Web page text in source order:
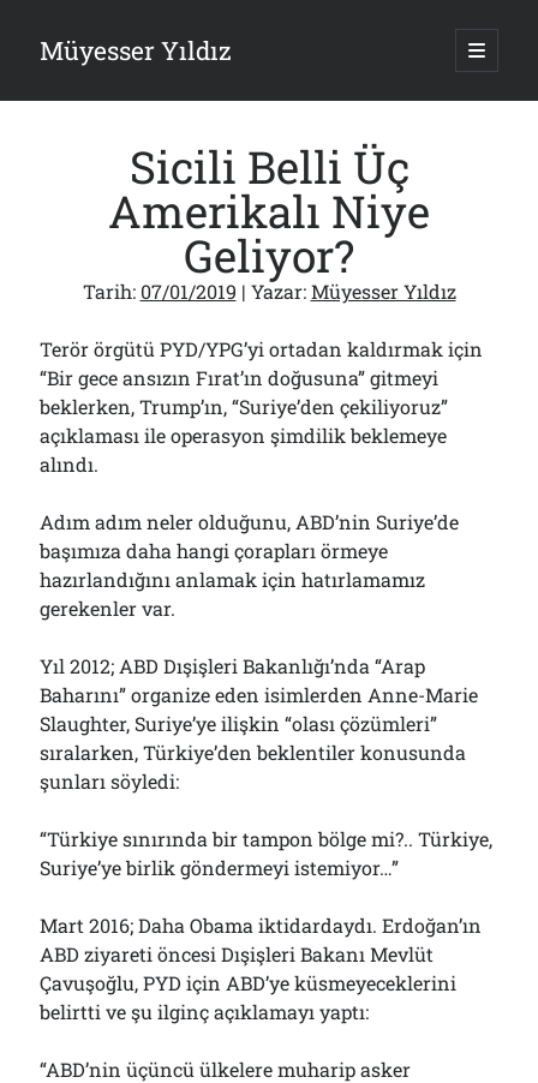
Müyesser Yıldız ana
Yan
Menü
Asırlık Devlete Bir Haftada Yeni Gömlek Biçilecek Öyle mi?!..
Gazi’den Milletvekillerine Kurşun Gibi Sözler!..
07/08/2026
Türkiye 2.0’a Gidiş!..
05/08/2026
15 Temmuz Soruları… Nasuh Mahruki’nin “Suçu”!..
03/08/2026
Er Gaziler 20 Gün Sonra Gelen MSB Heyetine Böyle İsyan Etti:“Bizi
Teröristlere G……yle Güldürdünüz”
01/08/2026
Arşivler
Sicili Belli Üç
Amerikalı Niye
Geliyor?
Tarih: 07/01/2019 | Yazar:Müyesser Yıldız
Terör örgütü PYD/YPG’yi ortadan kaldırmak için
“Bir gece ansızın Fırat’ın doğusuna” gitmeyi
beklerken, Trump’ın, “Suriye’den çekiliyoruz”
açıklaması ile operasyon şimdilik beklemeye
alındı.
Adım adım neler olduğunu, ABD’nin Suriye’de
başımıza daha hangi çorapları örmeye
hazırlandığını anlamak için hatırlamamız
gerekenler var.
Yıl 2012; ABD Dışişleri Bakanlığı’nda “Arap
Baharını” organize eden isimlerden Anne-Marie
Slaughter, Suriye’ye ilişkin “olası çözümleri”
sıralarken, Türkiye’den beklentiler konusunda
şunları söyledi:
“Türkiye sınırında bir tampon bölge mi?.. Türkiye,
Suriye’ye birlik göndermeyi istemiyor…”
Mart 2016; Daha Obama iktidardaydı. Erdoğan’ın
ABD ziyareti öncesi Dışişleri Bakanı Mevlüt
Çavuşoğlu, PYD için ABD’ye küsmeyeceklerini
belirtti ve şu ilginç açıklamayı yaptı:
“ABD’nin üçüncü ülkelere muharip asker